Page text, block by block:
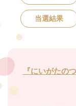
当選結果
『にいがたの